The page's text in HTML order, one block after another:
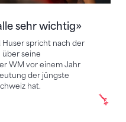
sehr wichtig»
spricht nach der
seine
WM vor einem Jahr
der jüngste
hat.